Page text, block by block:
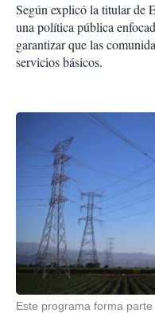
Según explicó la titular de
una política pública
garantizar que las
servicios básicos.
Este programa forma